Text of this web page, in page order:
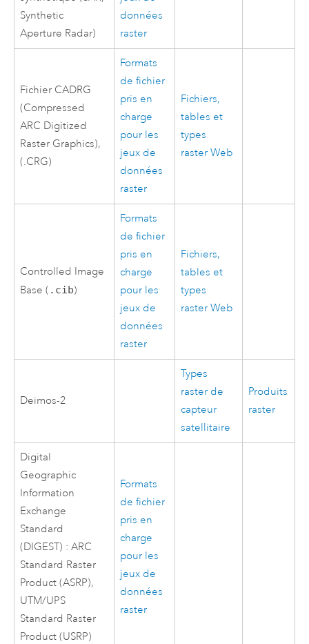
Synthetic
Aperture Radar)
données
raster
Fichier CADRG
(Compressed
ARC Digitized
Raster Graphics),
(.CRG)
Formats
de fichier
pris en
charge
pour les
jeux de
données
raster
Fichiers,
tables et
types
raster Web
Controlled Image
Base ( .cib)
Formats
de fichier
pris en
charge
pour les
jeux de
données
raster
Fichiers,
tables et
types
raster Web
Deimos-2
Types
raster de
capteur
satellitaire
Produits
raster
Digital
Geographic
Information
Exchange
Standard
(DIGEST) : ARC
Standard Raster
Product (ASRP),
UTM/UPS
Standard Raster
Product (USRP)
Formats
de fichier
pris en
charge
pour les
jeux de
données
raster